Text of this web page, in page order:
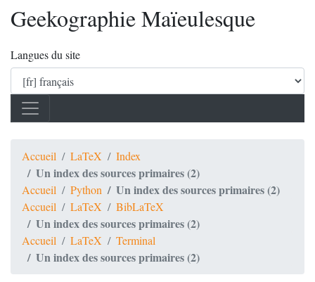
Geekographie Maïeulesque
Langues du site
Accueil LaTeX Index
Un index des sources primaires (2)
Accueil Python Un index des sources primaires (2)
Accueil LaTeX BibLaTeX
Un index des sources primaires (2)
Accueil LaTeX Terminal
Un index des sources primaires (2)